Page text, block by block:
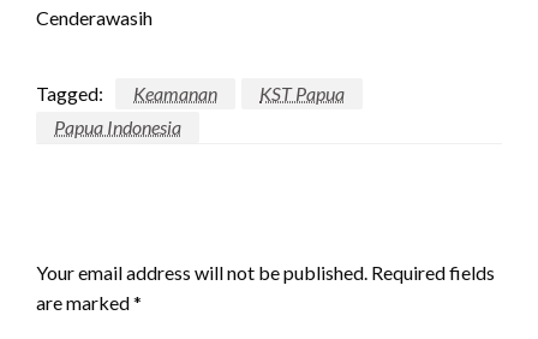
Cenderawasih
Tagged: Keamanan
KST Papua
Papua Indonesia
Your email address will not be published. Required fields
are marked*